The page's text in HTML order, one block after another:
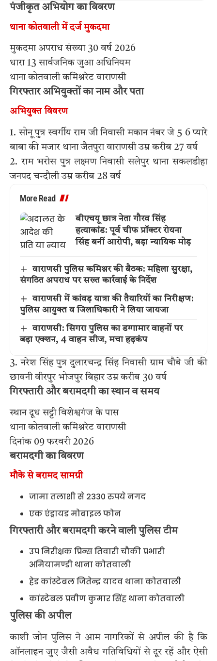
पंजीकृत अभियोग का विवरण
थाना कोतवाली में दर्ज मुकदमा
मुकदमा अपराध संख्या 30 वर्ष 2026
धारा 13 सार्वजनिक जुआ अधिनियम
थाना कोतवाली कमिश्नरेट वाराणसी
गिरफ्तार अभियुक्तों का नाम और पता
अभियुक्त विवरण
1. सोनू पुत्र स्वर्गीय राम जी निवासी मकान नंबर जे 5 6 प्यारे
बाबा की मजार थाना जैतपुरा वाराणसी उम्र करीब 27 वर्ष
2. राम भरोस पुत्र लक्ष्मण निवासी सलेपुर थाना सकलडीहा
जनपद चन्दौली उम्र करीब 28 वर्ष
More Read
बीएचयू छात्र नेता गौरव सिंह
हत्याकांड: पूर्व चीफ प्रॉक्टर रोयना
सिंह बनीं आरोपी, बड़ा न्यायिक मोड़
वाराणसी पुलिस कमिश्नर की बैठक: महिला सुरक्षा,
संगठित अपराध पर सख्त कार्रवाई के निर्देश
वाराणसी में कांवड़ यात्रा की तैयारियों का निरीक्षण:
पुलिस आयुक्त व जिलाधिकारी ने लिया जायजा
वाराणसी: सिगरा पुलिस का डग्गामार वाहनों पर
बड़ा एक्शन, 4 वाहन सीज, मचा हड़कंप
3. नरेश सिंह पुत्र दुलारचन्द्र सिंह निवासी ग्राम चौबे जी की
छावनी वीरपुर भोजपुर बिहार उम्र करीब 30 वर्ष
गिरफ्तारी और बरामदगी का स्थान व समय
स्थान दूध सट्टी विशेश्वगंज के पास
थाना कोतवाली कमिश्नरेट वाराणसी
दिनांक 09 फरवरी 2026
बरामदगी का विवरण
मौके से बरामद सामग्री
जामा तलाशी से 2330 रुपये नगद
एक एंड्रायड मोबाइल फोन
गिरफ्तारी और बरामदगी करने वाली पुलिस टीम
उप निरीक्षक प्रिन्स तिवारी चौकी प्रभारी
अमियामण्डी थाना कोतवाली
हेड कांस्टेबल जितेन्द्र यादव थाना कोतवाली
कांस्टेबल प्रवीण कुमार सिंह थाना कोतवाली
पुलिस की अपील
काशी जोन पुलिस ने आम नागरिकों से अपील की है कि
ऑनलाइन जुए जैसी अवैध गतिविधियों से दूर रहें और ऐसी